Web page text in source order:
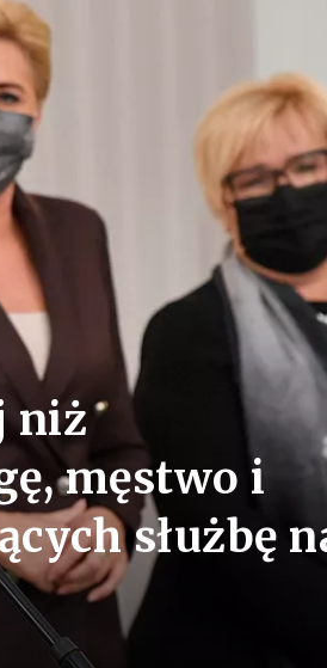
niż
męstwo i
służbę